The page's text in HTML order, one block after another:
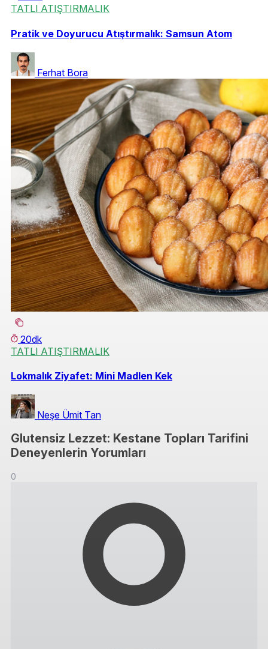
TATLI ATIŞTIRMALIK
Pratik ve Doyurucu Atıştırmalık: Samsun Atom
Ferhat Bora
20dk
TATLI ATIŞTIRMALIK
Lokmalık Ziyafet: Mini Madlen Kek
Neşe Ümit Tan
Glutensiz Lezzet: Kestane Topları Tarifini
Deneyenlerin Yorumları
0